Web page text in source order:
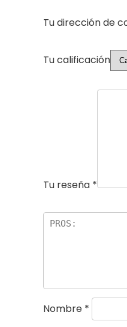
Tu dirección de
Tu calificación
Tu reseña *
Nombre *